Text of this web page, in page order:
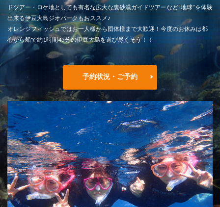
ドツアー・ロケ地としても有名な広大な裏砂漠ガイドツアーなど”地球”を体験
出来る伊豆大島ジオパークもおススメ♪
オレンジフィッシュではお一人様から団体様まで大歓迎！今度のお休みは都
心から船で約1時間45分の伊豆大島を遊び尽くそう！！
予約状況・ご予約